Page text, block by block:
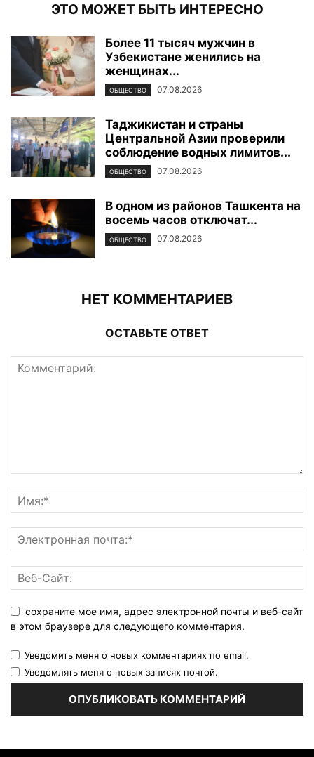
ЭТО МОЖЕТ БЫТЬ ИНТЕРЕСНО
Более 11 тысяч мужчин в
Узбекистане женились на
женщинах...
ОБЩЕСТВО 07.08.2026
Таджикистан и страны
Центральной Азии проверили
соблюдение водных лимитов...
ОБЩЕСТВО 07.08.2026
В одном из районов Ташкента на
восемь часов отключат...
ОБЩЕСТВО 07.08.2026
НЕТ КОММЕНТАРИЕВ
ОСТАВЬТЕ ОТВЕТ
сохраните мое имя, адрес электронной почты и веб-сайт
в этом браузере для следующего комментария.
Уведомить меня о новых комментариях по email.
Уведомлять меня о новых записях почтой.